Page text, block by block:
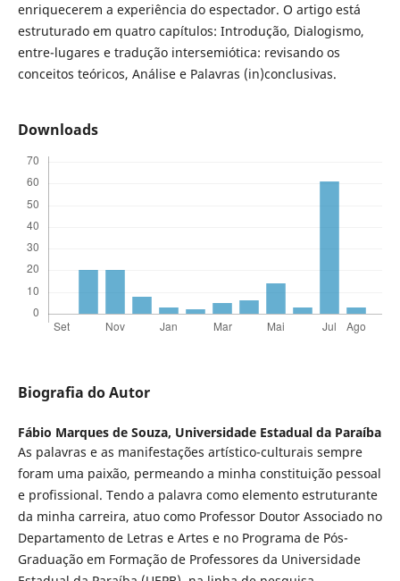
enriquecerem a experiência do espectador. O artigo está
estruturado em quatro capítulos: Introdução, Dialogismo,
entre-lugares e tradução intersemiótica: revisando os
conceitos teóricos, Análise e Palavras (in)conclusivas.
Downloads
Biografia do Autor
Fábio Marques de Souza, Universidade Estadual da Paraíba
As palavras e as manifestações artístico-culturais sempre
foram uma paixão, permeando a minha constituição pessoal
e profissional. Tendo a palavra como elemento estruturante
da minha carreira, atuo como Professor Doutor Associado no
Departamento de Letras e Artes e no Programa de Pós-
Graduação em Formação de Professores da Universidade